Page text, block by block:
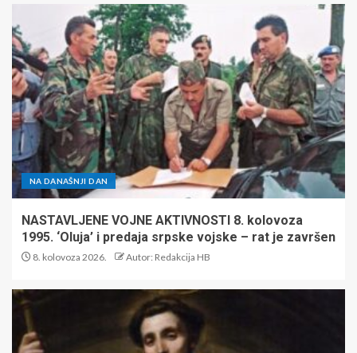
NA DANAŠNJI DAN
NASTAVLJENE VOJNE AKTIVNOSTI 8. kolovoza
1995. ‘Oluja’ i predaja srpske vojske – rat je završen
8. kolovoza 2026. Autor: Redakcija HB